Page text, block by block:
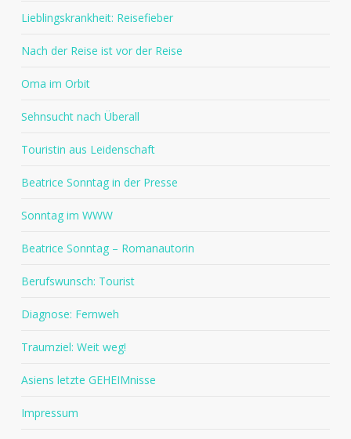
Lieblingskrankheit: Reisefieber
Nach der Reise ist vor der Reise
Oma im Orbit
Sehnsucht nach Überall
Touristin aus Leidenschaft
Beatrice Sonntag in der Presse
Sonntag im WWW
Beatrice Sonntag – Romanautorin
Berufswunsch: Tourist
Diagnose: Fernweh
Traumziel: Weit weg!
Asiens letzte GEHEIMnisse
Impressum